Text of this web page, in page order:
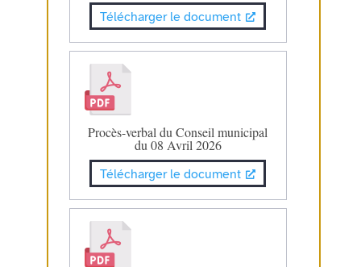
Télécharger le document
Procès-verbal du Conseil municipal
du 08 Avril 2026
Télécharger le document